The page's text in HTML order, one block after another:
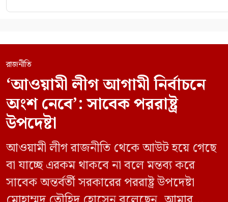
রাজনীতি
‘আওয়ামী লীগ আগামী নির্বাচনে
অংশ নেবে’: সাবেক পররাষ্ট্র
উপদেষ্টা
আওয়ামী লীগ রাজনীতি থেকে আউট হয়ে গেছে
বা যাচ্ছে এরকম থাকবে না বলে মন্তব্য করে
সাবেক অন্তর্বর্তী সরকারের পররাষ্ট্র উপদেষ্টা